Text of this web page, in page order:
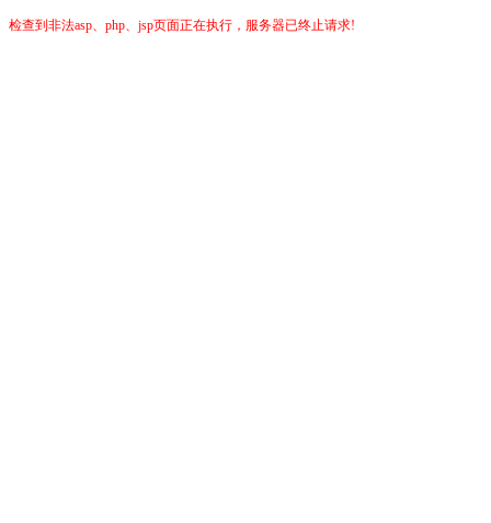
检查到非法asp、php、jsp页面正在执行，服务器已终止请求!